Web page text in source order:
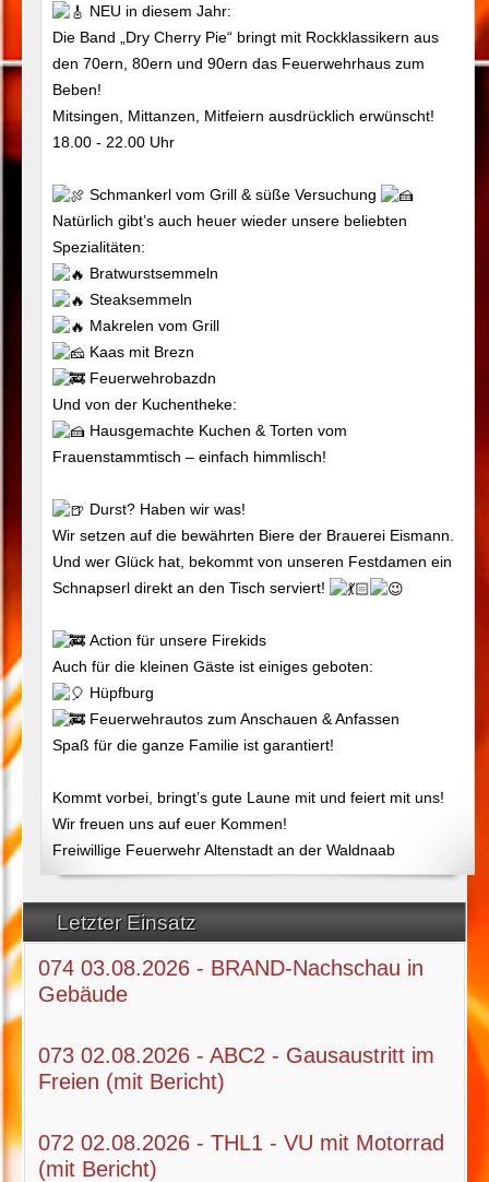
Letzter Einsatz
074 03.08.2026 - BRAND-Nachschau in
Gebäude
073 02.08.2026 - ABC2 - Gausaustritt im
Freien (mit Bericht)
072 02.08.2026 - THL1 - VU mit Motorrad
(mit Bericht)
NEU in diesem Jahr:
Die Band „Dry Cherry Pie“ bringt mit Rockklassikern aus
den 70ern, 80ern und 90ern das Feuerwehrhaus zum
Beben!
Mitsingen, Mittanzen, Mitfeiern ausdrücklich erwünscht!
18.00 - 22.00 Uhr
Schmankerl vom Grill & süße Versuchung
Natürlich gibt’s auch heuer wieder unsere beliebten
Spezialitäten:
Bratwurstsemmeln
Steaksemmeln
Makrelen vom Grill
Kaas mit Brezn
Feuerwehrobazdn
Und von der Kuchentheke:
Hausgemachte Kuchen & Torten vom
Frauenstammtisch – einfach himmlisch!
Durst? Haben wir was!
Wir setzen auf die bewährten Biere der Brauerei Eismann.
Und wer Glück hat, bekommt von unseren Festdamen ein
Schnapserl direkt an den Tisch serviert!
Action für unsere Firekids
Auch für die kleinen Gäste ist einiges geboten:
Hüpfburg
Feuerwehrautos zum Anschauen & Anfassen
Spaß für die ganze Familie ist garantiert!
Kommt vorbei, bringt’s gute Laune mit und feiert mit uns!
Wir freuen uns auf euer Kommen!
Freiwillige Feuerwehr Altenstadt an der Waldnaab